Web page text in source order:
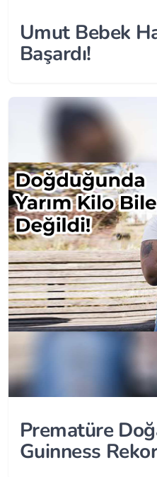
Umut Bebek
Başardı!
Prematüre
Guinness